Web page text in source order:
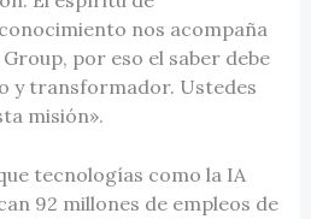
nos acompaña
por eso el saber debe
y transformador. Ustedes
misión».
tecnologías como la IA
92 millones de empleos de